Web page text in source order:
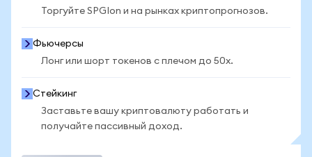
Торгуйте SPGIon и на рынках криптопрогнозов.
Фьючерсы
Лонг или шорт токенов с плечом до 50x.
Стейкинг
Заставьте вашу криптовалюту работать и
получайте пассивный доход.